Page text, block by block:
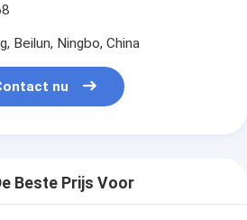
Beilun, Ningbo, China
nu
Beste Prijs Voor